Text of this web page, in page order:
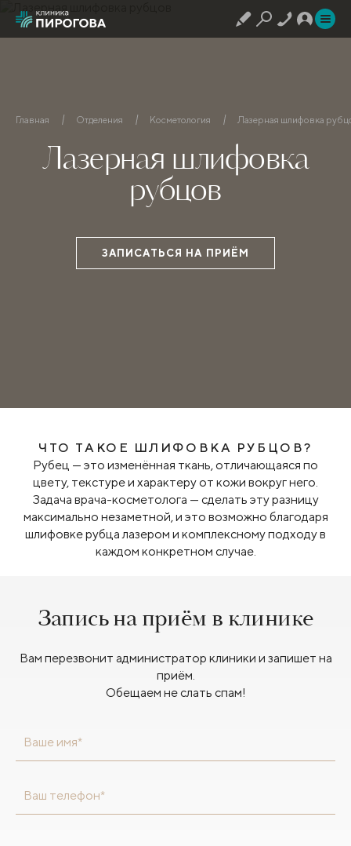
Главная Отделения Косметология Лазерная шлифовка
Лазерная шлифовка
рубцов
ЗАПИСАТЬСЯ НА ПРИЁМ
ЧТО ТАКОЕ ШЛИФОВКА РУБЦОВ?
Рубец — это изменённая ткань, отличающаяся по
цвету, текстуре и характеру от кожи вокруг него.
Задача врача-косметолога — сделать эту разницу
максимально незаметной, и это возможно благодаря
шлифовке рубца лазером и комплексному подходу в
каждом конкретном случае.
Запись на приём в клинике
Вам перезвонит администратор клиники и запишет на
приём.
Обещаем не слать спам!
Ваше имя*
Ваш телефон*